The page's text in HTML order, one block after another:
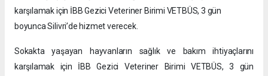
karşılamak için İBB Gezici Veteriner Birimi VETBÜS, 3 gün
boyunca Silivri’de hizmet verecek.
Sokakta yaşayan hayvanların sağlık ve bakım ihtiyaçlarını
karşılamak için İBB Gezici Veteriner Birimi VETBÜS, 3 gün